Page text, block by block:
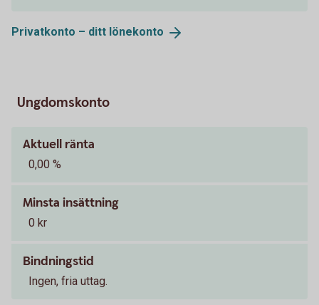
Privatkonto – ditt lönekonto
Ungdomskonto
Aktuell ränta
0,00 %
Minsta insättning
0 kr
Bindningstid
Ingen, fria uttag.